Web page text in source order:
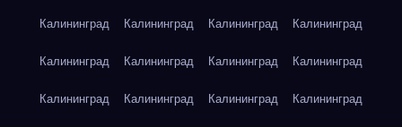
Калининград Калининград Калининград Калининград
Калининград Калининград Калининград Калининград
Калининград Калининград Калининград Калининград